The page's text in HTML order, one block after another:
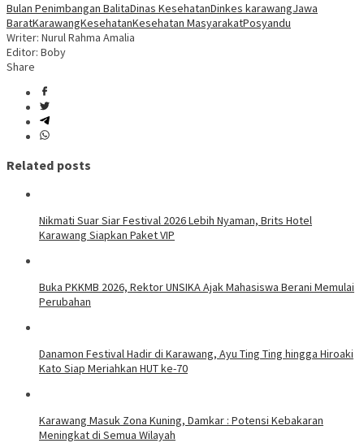
Bulan Penimbangan BalitaDinas KesehatanDinkes karawangJawa
BaratKarawangKesehatanKesehatan MasyarakatPosyandu
Writer: Nurul Rahma Amalia
Editor: Boby
Share
Related posts
Nikmati Suar Siar Festival 2026 Lebih Nyaman, Brits Hotel
Karawang Siapkan Paket VIP
Buka PKKMB 2026, Rektor UNSIKA Ajak Mahasiswa Berani Memulai
Perubahan
Danamon Festival Hadir di Karawang, Ayu Ting Ting hingga Hiroaki
Kato Siap Meriahkan HUT ke-70
Karawang Masuk Zona Kuning, Damkar : Potensi Kebakaran
Meningkat di Semua Wilayah